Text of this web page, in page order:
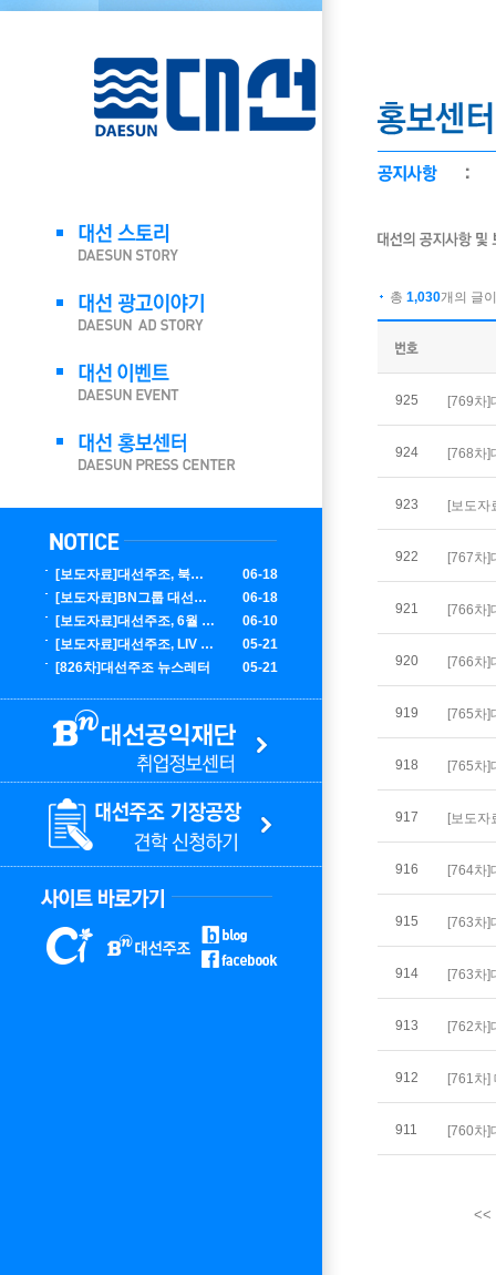
[보도자료]대선주조, 북중미 월드컵 대한민국 응원 에디션 한정 출시
06-18
[보도자료]BN그룹 대선주조, LIV 골프 코리아서 글로벌 마케팅 성료
06-18
[보도자료]대선주조, 6월 부산 K팝 콘서트 홍보 에디션 100만 병 출시
06-10
[보도자료]대선주조, LIV 골프 코리아 공식 주류 후원사 선정
05-21
[826차]대선주조 뉴스레터
05-21
총 1,030개의 글
925 [769차]
924 [768차]
923
922 [767차]
921 [766차]
920 [766차]
919 [765차]
918 [765차]
917
916 [764차]
915 [763차]
914 [763차]
913 [762차]
912 [761차]
911 [760차]
<<